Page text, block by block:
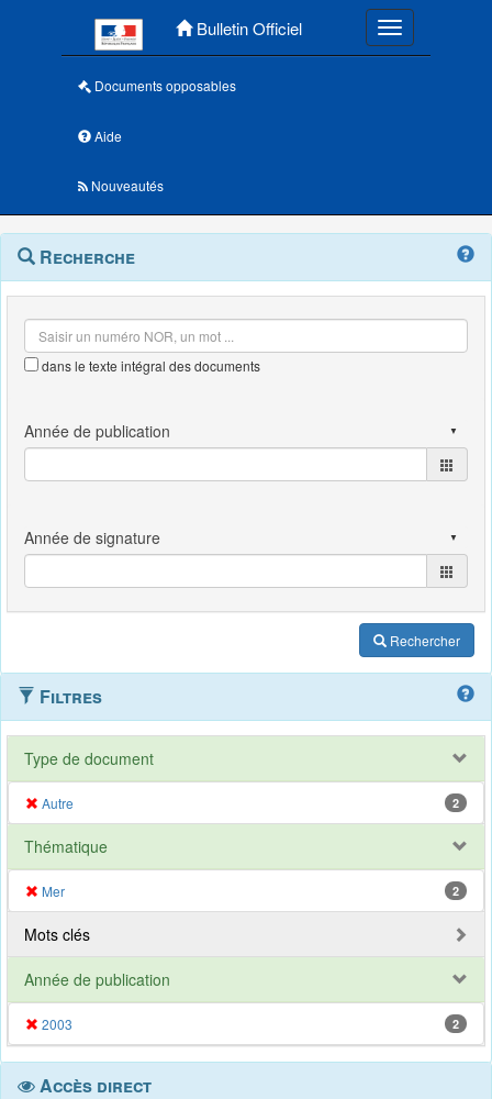
Bulletin Officiel Toggle
Documents opposables
Aide
Nouveautés
Navigation
outils
Menu
contextuel
Recherche
dans le texte intégral des documents
Rechercher
Filtres
Type de document
Autre 2
Thématique
Mer 2
Mots clés
Année de publication
2003 2
Accès direct